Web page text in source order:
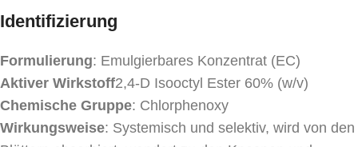
Identifizierung
Formulierung: Emulgierbares Konzentrat (EC)
Aktiver Wirkstoff2,4-D Isooctyl Ester 60% (w/v)
Chemische Gruppe: Chlorphenoxy
Wirkungsweise: Systemisch und selektiv, wird von den